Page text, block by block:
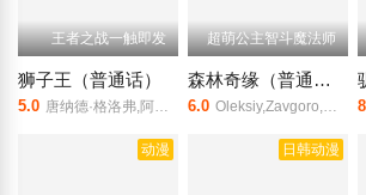
王者之战一触即发
狮子王（普通话）
5.0 唐纳德·格洛弗,阿尔法·沃德,詹姆斯·厄尔·琼斯,切瓦特·埃加福特
超萌公主智斗魔法师
森林奇缘（普通话）
6.0 Oleksiy,Zavgoro,娜迪亚·多洛菲娃,Yevhen,Malukha
动漫 日韩动漫